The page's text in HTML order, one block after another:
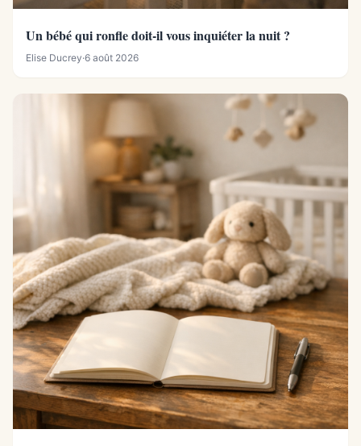
Un bébé qui ronfle doit-il vous inquiéter la nuit ?
Elise Ducrey·6 août 2026